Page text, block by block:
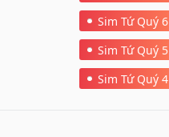
Sim Tứ Quý 6
Sim Tứ Quý 5
Sim Tứ Quý 4